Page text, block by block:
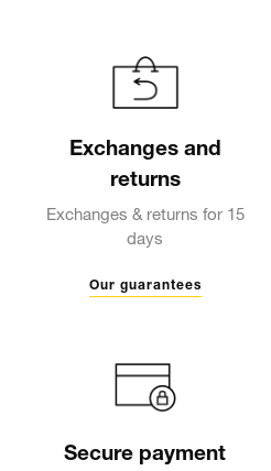
Exchanges and
returns
Exchanges & returns for 15
days
Our guarantees
Secure payment